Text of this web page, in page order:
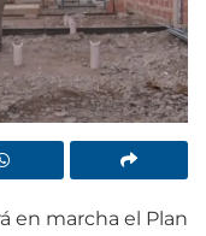
en marcha el Plan